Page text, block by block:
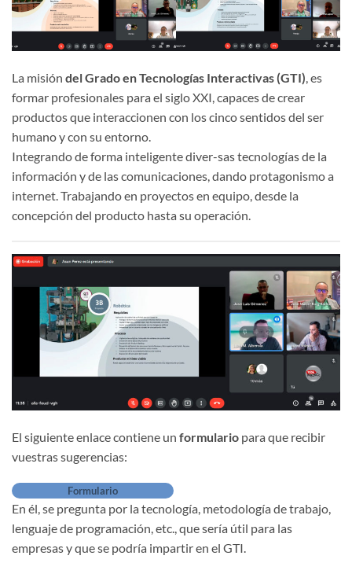
La misión del Grado en Tecnologías Interactivas (GTI) , es
formar profesionales para el siglo XXI, capaces de crear
productos que interaccionen con los cinco sentidos del ser
humano y con su entorno.
Integrando de forma inteligente diver-sas tecnologías de la
información y de las comunicaciones, dando protagonismo a
internet. Trabajando en proyectos en equipo, desde la
concepción del producto hasta su operación.
El siguiente enlace contiene un formulario para que recibir
vuestras sugerencias:
Formulario
En él, se pregunta por la tecnología, metodología de trabajo,
lenguaje de programación, etc., que sería útil para las
empresas y que se podría impartir en el GTI.